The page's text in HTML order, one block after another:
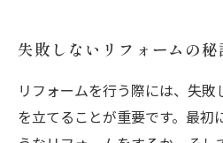
失敗しないリフォームの秘
リフォームを行う際には、失
を立てることが重要です。最初